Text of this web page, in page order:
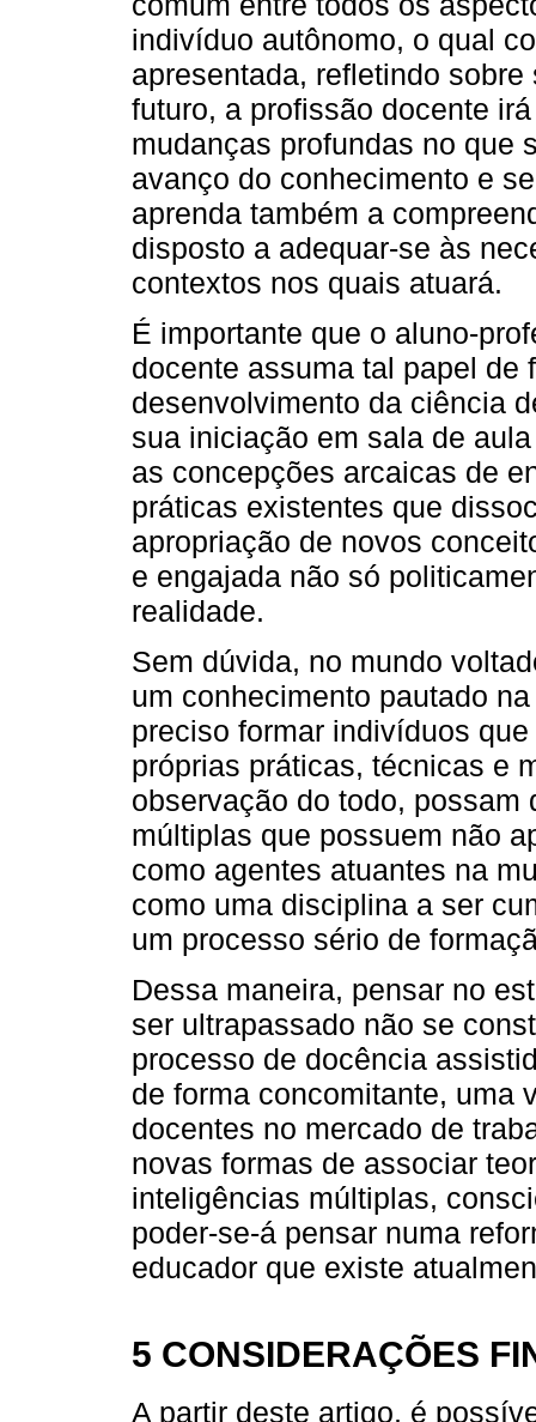
indivíduo autônomo, o qual
apresentada, refletindo
futuro, a profissão docente
mudanças profundas no que
avanço do conhecimento e
aprenda também a
disposto a adequar-se às
contextos nos quais atuará.
É importante que o aluno-
docente assuma tal papel de
desenvolvimento da ciência
sua iniciação em sala de
as concepções arcaicas de
práticas existentes que
apropriação de novos
e engajada não só
realidade.
Sem dúvida, no mundo
um conhecimento pautado
preciso formar indivíduos
próprias práticas, técnicas e
observação do todo,
múltiplas que possuem não
como agentes atuantes na
como uma disciplina a ser
um processo sério de
Dessa maneira, pensar no
ser ultrapassado não se
processo de docência
de forma concomitante, uma
docentes no mercado de
novas formas de associar
inteligências múltiplas,
poder-se-á pensar numa
educador que existe
5 CONSIDERAÇÕES
A partir deste artigo, é